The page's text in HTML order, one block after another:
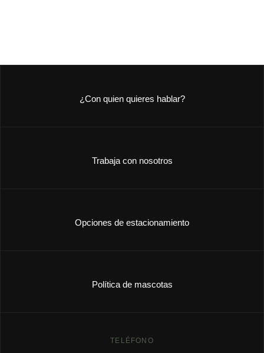
¿Con quien quieres hablar?
Trabaja con nosotros
Opciones de estacionamiento
Política de mascotas
TELÉFONO